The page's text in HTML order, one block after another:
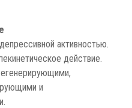
активностью.
действие.
и